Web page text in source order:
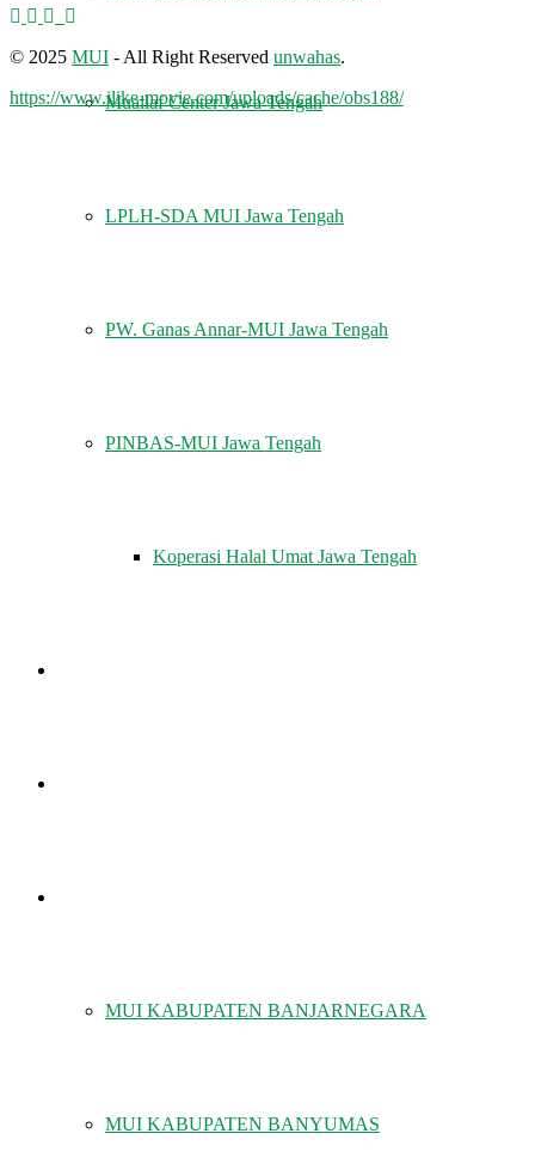
Muallaf Center Jawa Tengah
LPLH-SDA MUI Jawa Tengah
PW. Ganas Annar-MUI Jawa Tengah
PINBAS-MUI Jawa Tengah
Koperasi Halal Umat Jawa Tengah
MUI KABUPATEN BANJARNEGARA
MUI KABUPATEN BANYUMAS
© 2025 MUI - All Right Reserved unwahas.
https://www.ilike-movie.com/uploads/cache/obs188/